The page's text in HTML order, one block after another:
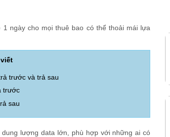
ngày cho mọi thuê bao có thể thoải mái lựa
trước và trả sau
trước
sau
dung lượng data lớn, phù hợp với những ai có